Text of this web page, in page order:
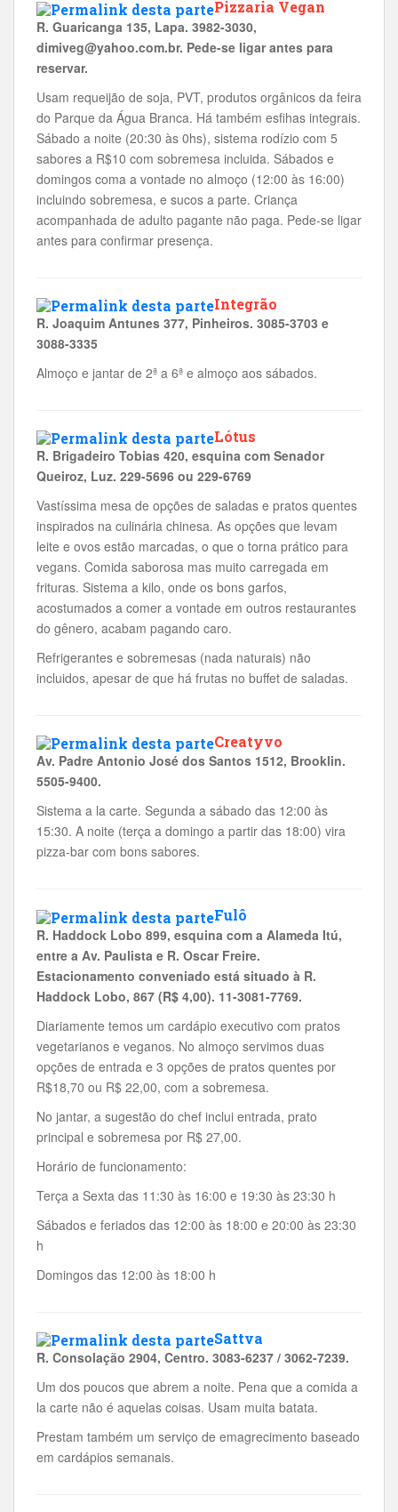
Pizzaria Vegan
R. Guaricanga 135, Lapa. 3982-3030,
dimiveg@yahoo.com.br. Pede-se ligar antes para
reservar.
Usam requeijão de soja, PVT, produtos orgânicos da feira
do Parque da Água Branca. Há também esfihas integrais.
Sábado a noite (20:30 às 0hs), sistema rodízio com 5
sabores a R$10 com sobremesa incluida. Sábados e
domingos coma a vontade no almoço (12:00 às 16:00)
incluindo sobremesa, e sucos a parte. Criança
acompanhada de adulto pagante não paga. Pede-se ligar
antes para confirmar presença.
Integrão
R. Joaquim Antunes 377, Pinheiros. 3085-3703 e
3088-3335
Almoço e jantar de 2ª a 6ª e almoço aos sábados.
Lótus
R. Brigadeiro Tobias 420, esquina com Senador
Queiroz, Luz. 229-5696 ou 229-6769
Vastíssima mesa de opções de saladas e pratos quentes
inspirados na culinária chinesa. As opções que levam
leite e ovos estão marcadas, o que o torna prático para
vegans. Comida saborosa mas muito carregada em
frituras. Sistema a kilo, onde os bons garfos,
acostumados a comer a vontade em outros restaurantes
do gênero, acabam pagando caro.
Refrigerantes e sobremesas (nada naturais) não
incluidos, apesar de que há frutas no buffet de saladas.
Creatyvo
Av. Padre Antonio José dos Santos 1512, Brooklin.
5505-9400.
Sistema a la carte. Segunda a sábado das 12:00 às
15:30. A noite (terça a domingo a partir das 18:00) vira
pizza-bar com bons sabores.
Fulô
R. Haddock Lobo 899, esquina com a Alameda Itú,
entre a Av. Paulista e R. Oscar Freire.
Estacionamento conveniado está situado à R.
Haddock Lobo, 867 (R$ 4,00). 11-3081-7769.
Diariamente temos um cardápio executivo com pratos
vegetarianos e veganos. No almoço servimos duas
opções de entrada e 3 opções de pratos quentes por
R$18,70 ou R$ 22,00, com a sobremesa.
No jantar, a sugestão do chef inclui entrada, prato
principal e sobremesa por R$ 27,00.
Horário de funcionamento:
Terça a Sexta das 11:30 às 16:00 e 19:30 às 23:30 h
Sábados e feriados das 12:00 às 18:00 e 20:00 às 23:30
h
Domingos das 12:00 às 18:00 h
Sattva
R. Consolação 2904, Centro. 3083-6237 / 3062-7239.
Um dos poucos que abrem a noite. Pena que a comida a
la carte não é aquelas coisas. Usam muita batata.
Prestam também um serviço de emagrecimento baseado
em cardápios semanais.